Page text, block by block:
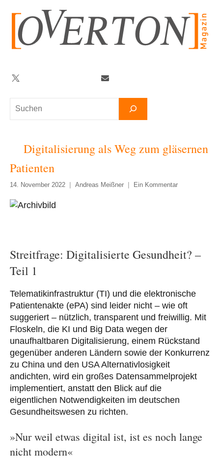
springen
Suchen
Twitter
Digitalisierung als Weg zum gläsernen
Patienten
14. November 2022 Andreas Meißner Ein Kommentar
Streitfrage: Digitalisierte Gesundheit? –
Teil 1
Telematikinfrastruktur (TI) und die elektronische
Patientenakte (ePA) sind leider nicht – wie oft
suggeriert – nützlich, transparent und freiwillig. Mit
Floskeln, die KI und Big Data wegen der
unaufhaltbaren Digitalisierung, einem Rückstand
gegenüber anderen Ländern sowie der Konkurrenz
zu China und den USA Alternativlosigkeit
andichten, wird ein großes Datensammelprojekt
implementiert, anstatt den Blick auf die
eigentlichen Notwendigkeiten im deutschen
Gesundheitswesen zu richten.
»Nur weil etwas digital ist, ist es noch lange
nicht modern«